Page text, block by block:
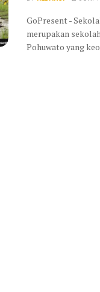
GoPresent -
merupakan
Pohuwato yang